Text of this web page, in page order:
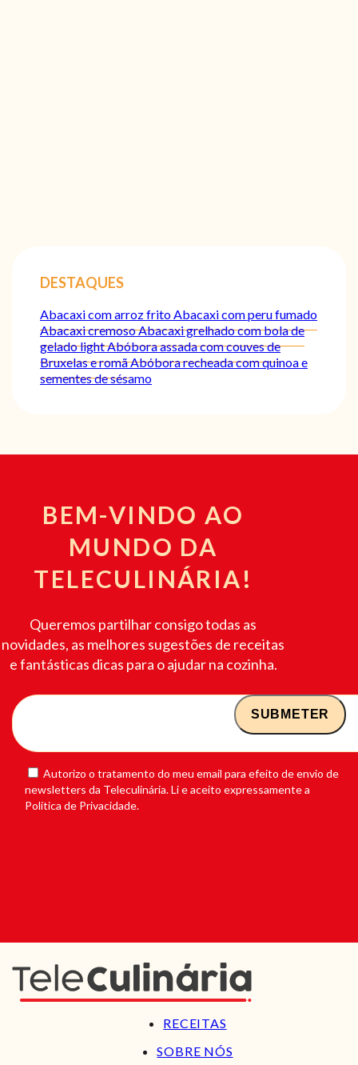
DESTAQUES
Abacaxi com arroz frito Abacaxi com peru fumado
Abacaxi cremosoAbacaxi grelhado com bola de
gelado lightAbóbora assada com couves de
Bruxelas e romãAbóbora recheada com quinoa e
sementes de sésamo
BEM-VINDO AO
MUNDO DA
TELECULINÁRIA!
Queremos partilhar consigo todas as
novidades, as melhores sugestões de receitas
e fantásticas dicas para o ajudar na cozinha.
Autorizo o tratamento do meu email para efeito de envio de
newsletters da Teleculinária. Li e aceito expressamente a
Política de Privacidade.
RECEITAS
SOBRE NÓS